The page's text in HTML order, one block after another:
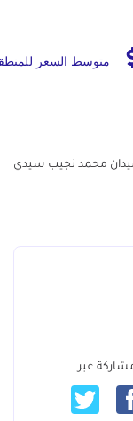
متوسط السعر
محمد نجيب سيدي
عبر